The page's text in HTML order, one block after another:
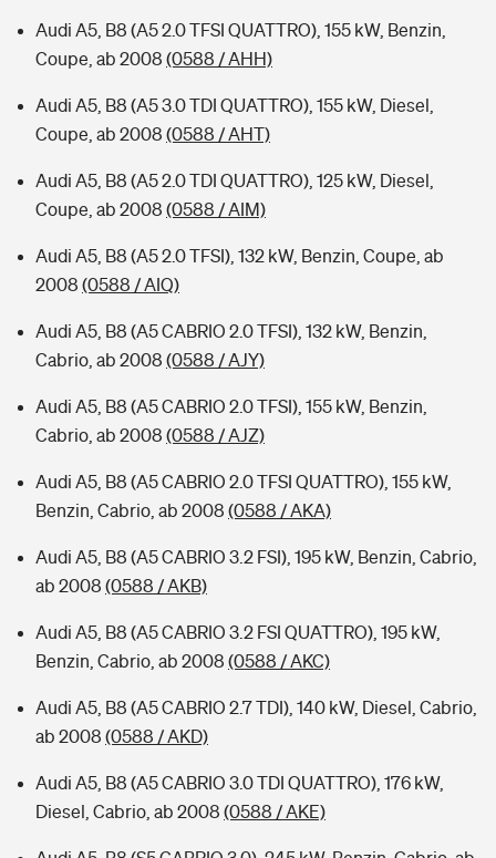
Audi A5, B8 (A5 2.0 TFSI QUATTRO), 155 kW, Benzin,
Coupe, ab 2008 (0588 / AHH)
Audi A5, B8 (A5 3.0 TDI QUATTRO), 155 kW, Diesel,
Coupe, ab 2008 (0588 / AHT)
Audi A5, B8 (A5 2.0 TDI QUATTRO), 125 kW, Diesel,
Coupe, ab 2008 (0588 / AIM)
Audi A5, B8 (A5 2.0 TFSI), 132 kW, Benzin, Coupe, ab
2008 (0588 / AIQ)
Audi A5, B8 (A5 CABRIO 2.0 TFSI), 132 kW, Benzin,
Cabrio, ab 2008 (0588 / AJY)
Audi A5, B8 (A5 CABRIO 2.0 TFSI), 155 kW, Benzin,
Cabrio, ab 2008 (0588 / AJZ)
Audi A5, B8 (A5 CABRIO 2.0 TFSI QUATTRO), 155 kW,
Benzin, Cabrio, ab 2008 (0588 / AKA)
Audi A5, B8 (A5 CABRIO 3.2 FSI), 195 kW, Benzin, Cabrio,
ab 2008 (0588 / AKB)
Audi A5, B8 (A5 CABRIO 3.2 FSI QUATTRO), 195 kW,
Benzin, Cabrio, ab 2008 (0588 / AKC)
Audi A5, B8 (A5 CABRIO 2.7 TDI), 140 kW, Diesel, Cabrio,
ab 2008 (0588 / AKD)
Audi A5, B8 (A5 CABRIO 3.0 TDI QUATTRO), 176 kW,
Diesel, Cabrio, ab 2008 (0588 / AKE)